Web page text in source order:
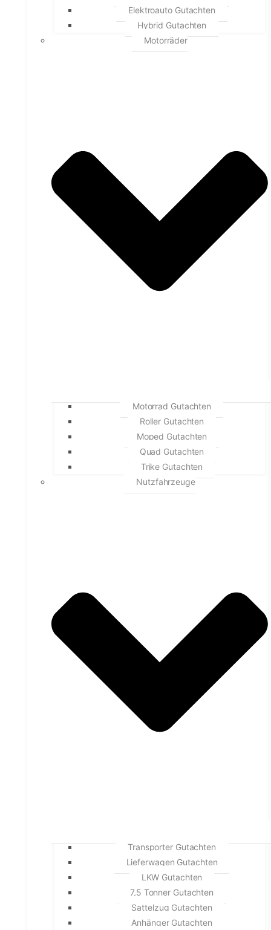
Elektroauto Gutachten
Hybrid Gutachten
Motorräder
Motorrad Gutachten
Roller Gutachten
Moped Gutachten
Quad Gutachten
Trike Gutachten
Nutzfahrzeuge
Transporter Gutachten
Lieferwagen Gutachten
LKW Gutachten
7,5 Tonner Gutachten
Sattelzug Gutachten
Anhänger Gutachten